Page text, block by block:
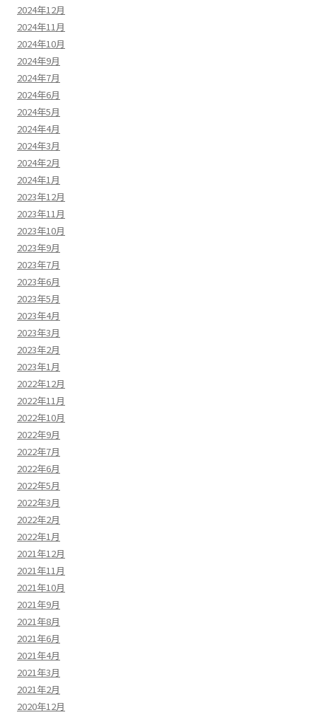
2024年12月
2024年11月
2024年10月
2024年9月
2024年7月
2024年6月
2024年5月
2024年4月
2024年3月
2024年2月
2024年1月
2023年12月
2023年11月
2023年10月
2023年9月
2023年7月
2023年6月
2023年5月
2023年4月
2023年3月
2023年2月
2023年1月
2022年12月
2022年11月
2022年10月
2022年9月
2022年7月
2022年6月
2022年5月
2022年3月
2022年2月
2022年1月
2021年12月
2021年11月
2021年10月
2021年9月
2021年8月
2021年6月
2021年4月
2021年3月
2021年2月
2020年12月